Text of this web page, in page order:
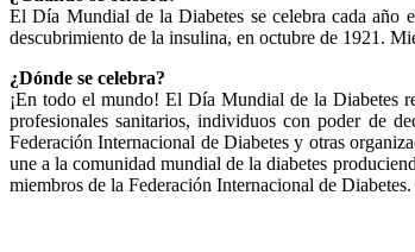
El Día Mundial de la Diabetes se celebra cada año
descubrimiento de la insulina, en octubre de 1921.
¿Dónde se celebra?
¡En todo el mundo! El Día Mundial de la Diabetes
profesionales sanitarios, individuos con poder de
Federación Internacional de Diabetes y otras
une a la comunidad mundial de la diabetes
miembros de la Federación Internacional de Diabetes.